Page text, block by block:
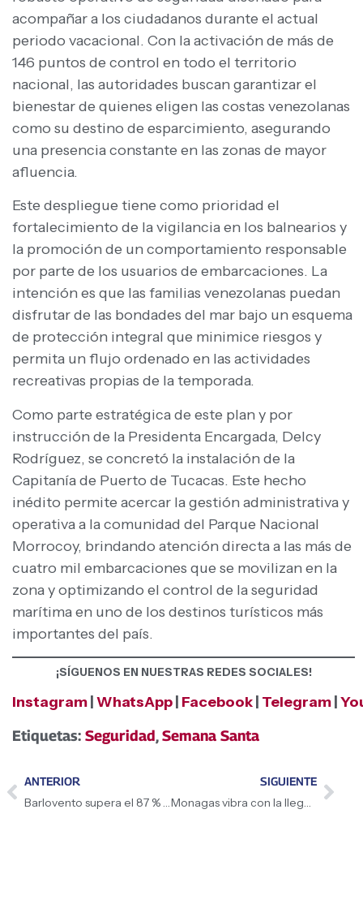
acompañar a los ciudadanos durante el actual
periodo vacacional. Con la activación de más de
146 puntos de control en todo el territorio
nacional, las autoridades buscan garantizar el
bienestar de quienes eligen las costas venezolanas
como su destino de esparcimiento, asegurando
una presencia constante en las zonas de mayor
afluencia.
Este despliegue tiene como prioridad el
fortalecimiento de la vigilancia en los balnearios y
la promoción de un comportamiento responsable
por parte de los usuarios de embarcaciones. La
intención es que las familias venezolanas puedan
disfrutar de las bondades del mar bajo un esquema
de protección integral que minimice riesgos y
permita un flujo ordenado en las actividades
recreativas propias de la temporada.
Como parte estratégica de este plan y por
instrucción de la Presidenta Encargada, Delcy
Rodríguez, se concretó la instalación de la
Capitanía de Puerto de Tucacas. Este hecho
inédito permite acercar la gestión administrativa y
operativa a la comunidad del Parque Nacional
Morrocoy, brindando atención directa a las más de
cuatro mil embarcaciones que se movilizan en la
zona y optimizando el control de la seguridad
marítima en uno de los destinos turísticos más
importantes del país.
¡SÍGUENOS EN NUESTRAS REDES SOCIALES!
Instagram WhatsApp Facebook Telegram
Etiquetas: Seguridad,Semana Santa
ANTERIOR
Barlovento supera el 87 % de ocupación hotelera durante Semana Santa 2026
SIGUIENTE
Monagas vibra con la llegada del trofeo del Clásico Mundial de Béisbol 2026